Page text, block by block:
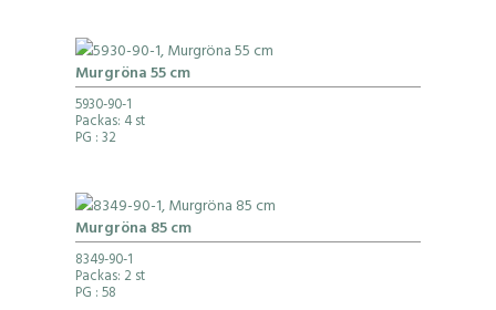
Murgröna 55 cm
5930-90-1
Packas: 4 st
PG : 32
Murgröna 85 cm
8349-90-1
Packas: 2 st
PG : 58